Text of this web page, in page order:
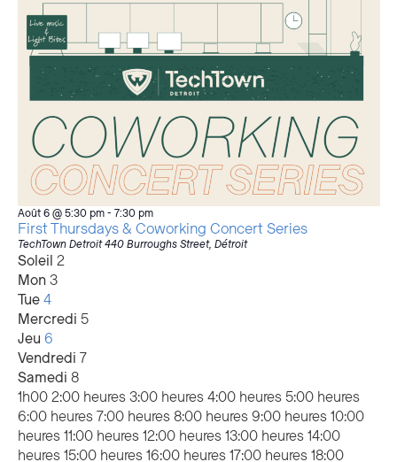
Août 6 @ 5:30 pm- 7:30 pm
First Thursdays & Coworking Concert Series
TechTown Detroit 440 Burroughs Street, Détroit
Semaine
d'événements
Soleil 2
Mon 3
Tue4
Mercredi 5
Jeu 6
Vendredi 7
Samedi 8
12:00
heures
1h00 2:00 heures 3:00 heures 4:00 heures 5:00 heures
6:00 heures 7:00 heures 8:00 heures 9:00 heures 10:00
heures 11:00 heures 12:00 heures 13:00 heures 14:00
heures 15:00 heures 16:00 heures 17:00 heures 18:00